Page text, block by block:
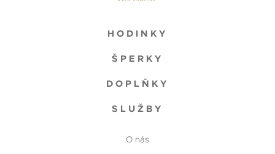
HODINKY
ŠPERKY
DOPLŇKY
SLUŽBY
O nás